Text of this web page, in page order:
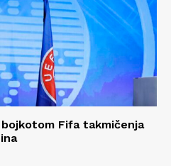
Fifa takmičenja